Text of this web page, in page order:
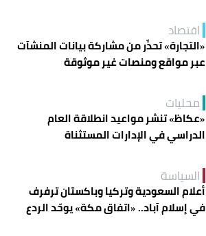
اقتصاد
«التجارة» تحذّر من مشاركة بيانات المنشآت
عبر مواقع ومنصات غير موثوقة
محليات
«عكاظ» تنشر مواعيد انطلاقة العام
الدراسي في الإدارات المستثناة
السياسة
أعلام السعودية وتركيا وباكستان ترفرف
في إسلام آباد.. «اتفاق مكة» يوحّد الردع